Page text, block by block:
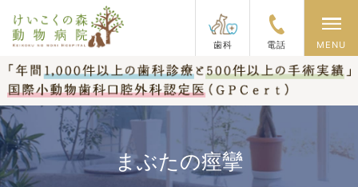
歯科 電話
メ
MENU
まぶたの痙攣